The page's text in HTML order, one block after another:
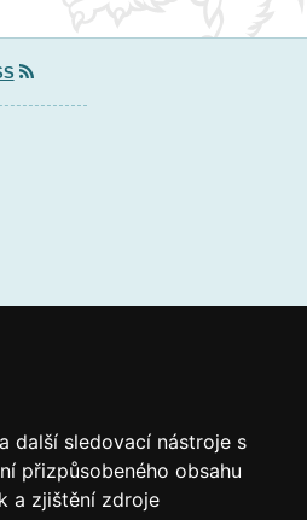
další sledovací nástroje s
přizpůsobeného obsahu
a zjištění zdroje